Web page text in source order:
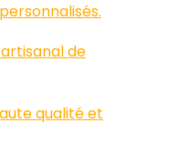
de
qualité et